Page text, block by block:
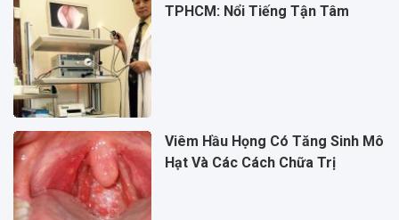
TPHCM: Nổi Tiếng Tận Tâm
Viêm Hầu Họng Có Tăng Sinh Mô
Hạt Và Các Cách Chữa Trị